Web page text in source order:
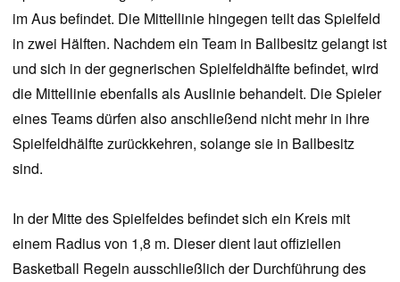
im Aus befindet. Die Mittellinie hingegen teilt das Spielfeld
in zwei Hälften. Nachdem ein Team in Ballbesitz gelangt ist
und sich in der gegnerischen Spielfeldhälfte befindet, wird
die Mittellinie ebenfalls als Auslinie behandelt. Die Spieler
eines Teams dürfen also anschließend nicht mehr in ihre
Spielfeldhälfte zurückkehren, solange sie in Ballbesitz
sind.
In der Mitte des Spielfeldes befindet sich ein Kreis mit
einem Radius von 1,8 m. Dieser dient laut offiziellen
Basketball Regeln ausschließlich der Durchführung des